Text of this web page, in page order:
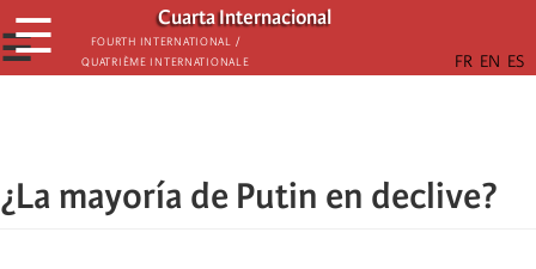
Skip
to
main
Cuarta Internacional
Fourth International /
Quatrième internationale
☰
☰
¿La mayoría de Putin en declive?